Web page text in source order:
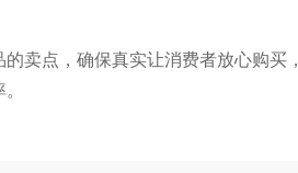
的卖点，确保真实让消费者放心购买